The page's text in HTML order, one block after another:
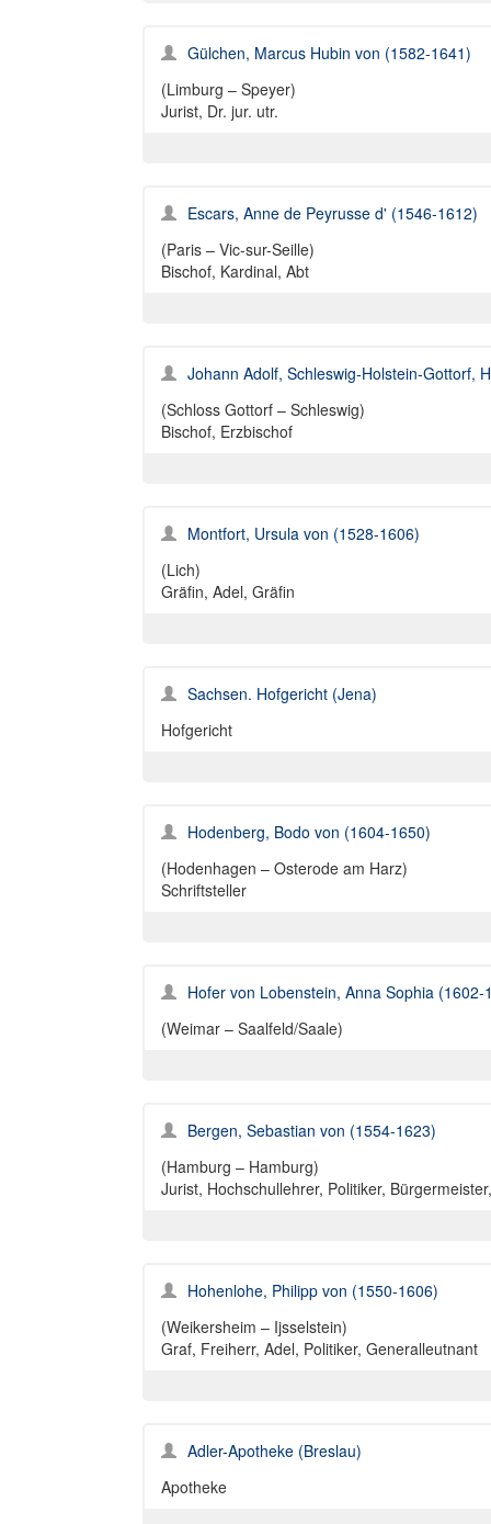
Gülchen, Marcus Hubin von (1582-1641)
(Limburg – Speyer)
Jurist, Dr. jur. utr.
Escars, Anne de Peyrusse d' (1546-1612)
(Paris – Vic-sur-Seille)
Bischof, Kardinal, Abt
Johann Adolf, Schleswig-Holstein-Gottorf,
(Schloss Gottorf – Schleswig)
Bischof, Erzbischof
Montfort, Ursula von (1528-1606)
(Lich)
Gräfin, Adel, Gräfin
Sachsen. Hofgericht (Jena)
Hofgericht
Hodenberg, Bodo von (1604-1650)
(Hodenhagen – Osterode am Harz)
Schriftsteller
Hofer von Lobenstein, Anna Sophia (1602-
(Weimar – Saalfeld/Saale)
Bergen, Sebastian von (1554-1623)
(Hamburg – Hamburg)
Jurist, Hochschullehrer, Politiker,
Hohenlohe, Philipp von (1550-1606)
(Weikersheim – Ijsselstein)
Graf, Freiherr, Adel, Politiker, Generalleutnant
Adler-Apotheke (Breslau)
Apotheke